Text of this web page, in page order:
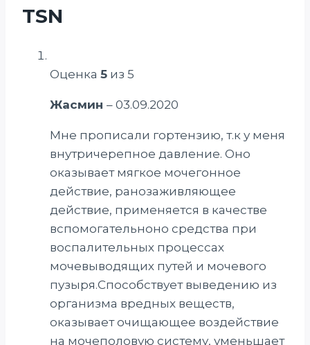
TSN
Оценка 5 из 5
Жасмин – 03.09.2020
Мне прописали гортензию, т.к у меня
внутричерепное давление. Оно
оказывает мягкое мочегонное
действие, ранозаживляющее
действие, применяется в качестве
вспомогательноно средства при
воспалительных процессах
мочевыводящих путей и мочевого
пузыря.Способствует выведению из
организма вредных веществ,
оказывает очищающее воздействие
на мочеполовую систему, уменьшает